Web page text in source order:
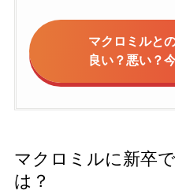
マクロミルと
良い？悪い？
マクロミルに新卒
は？